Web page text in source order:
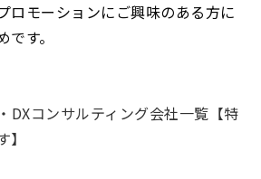
ロモーションにご興味のある方に
す。
DXコンサルティング会社一覧【特